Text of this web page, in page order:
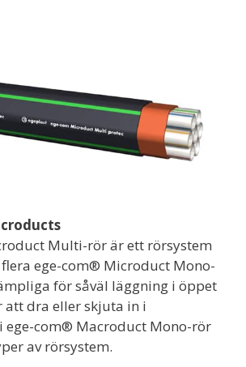
Multi-rör är ett rörsystem
ege-com® Microduct Mono-
för såväl läggning i öppet
att dra eller skjuta in i
ege-com® Macroduct Mono-rör
av rörsystem.